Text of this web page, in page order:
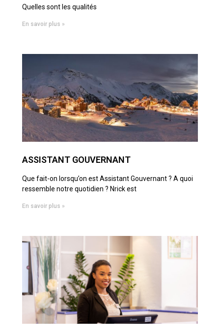
Quelles sont les qualités
En savoir plus »
ASSISTANT GOUVERNANT
Que fait-on lorsqu’on est Assistant Gouvernant ? A quoi
ressemble notre quotidien ? Nrick est
En savoir plus »